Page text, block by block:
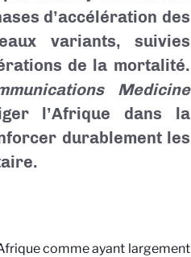
d’accélération des
variants, suivies
de la mortalité.
Medicine
l’Afrique dans la
durablement les
comme ayant largement